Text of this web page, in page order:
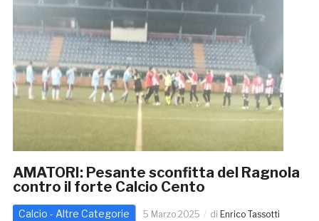
AMATORI: Pesante sconfitta del Ragnola
contro il forte Calcio Cento
Calcio - Altre Categorie 5 Marzo 2025 di Enrico Tassotti